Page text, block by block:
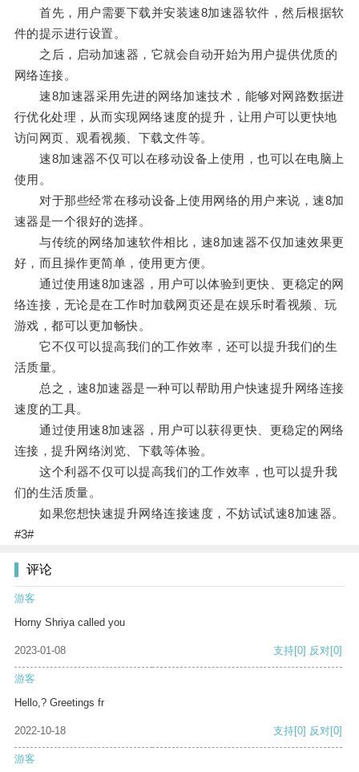
首先，用户需要下载并安装速8加速器软件，然后根据软
件的提示进行设置。
之后，启动加速器，它就会自动开始为用户提供优质的
网络连接。
速8加速器采用先进的网络加速技术，能够对网路数据进
行优化处理，从而实现网络速度的提升，让用户可以更快地
访问网页、观看视频、下载文件等。
速8加速器不仅可以在移动设备上使用，也可以在电脑上
使用。
对于那些经常在移动设备上使用网络的用户来说，速8加
速器是一个很好的选择。
与传统的网络加速软件相比，速8加速器不仅加速效果更
好，而且操作更简单，使用更方便。
通过使用速8加速器，用户可以体验到更快、更稳定的网
络连接，无论是在工作时加载网页还是在娱乐时看视频、玩
游戏，都可以更加畅快。
它不仅可以提高我们的工作效率，还可以提升我们的生
活质量。
总之，速8加速器是一种可以帮助用户快速提升网络连接
速度的工具。
通过使用速8加速器，用户可以获得更快、更稳定的网络
连接，提升网络浏览、下载等体验。
这个利器不仅可以提高我们的工作效率，也可以提升我
们的生活质量。
如果您想快速提升网络连接速度，不妨试试速8加速器。
#3#
评论
游客
Horny Shriya called you
2023-01-08 支持[0] 反对[0]
游客
Hello,? Greetings fr
2022-10-18 支持[0] 反对[0]
游客